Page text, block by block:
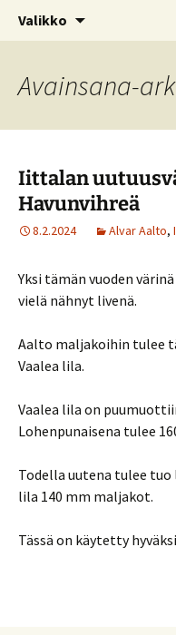
©
Kotimaiseen lasiin
Valikko
Avainsana-
Iittalan
Havunvihreä
8.2.2024 Alvar Aalto,
Yksi tämän vuoden
vielä nähnyt livenä.
Aalto maljakoihin tulee
Vaalea lila.
Vaalea lila on
Lohenpunaisena tulee
Todella uutena tulee tuo
lila 140 mm maljakot.
Tässä on käytetty